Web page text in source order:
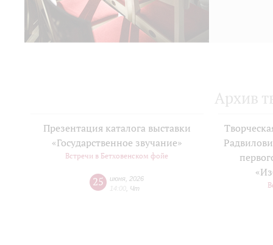
Архив
Презентация каталога выставки
«Государственное звучание»
Встречи в Бетховенском фойе
25 июня 2026
14:00 Чт